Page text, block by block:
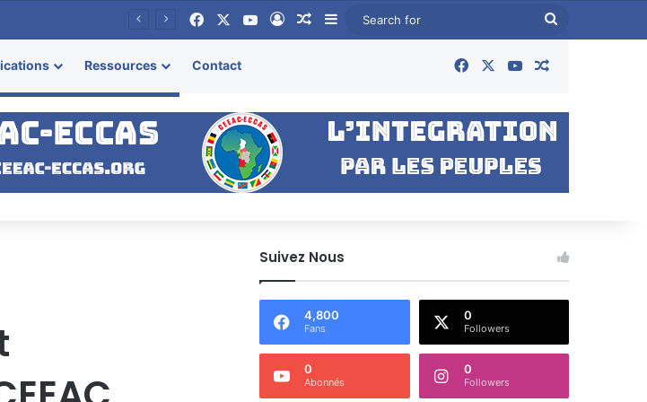
FacebookYouTubeLog InRandom Article
Sidebar
Ressources Contact FacebookYouTube
Suivez Nous
4,800
Fans
0
Followers
0
Abonnés
0
Followers